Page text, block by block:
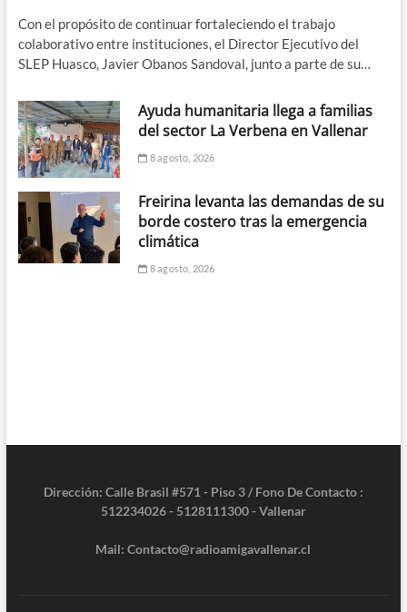
Con el propósito de continuar fortaleciendo el trabajo
colaborativo entre instituciones, el Director Ejecutivo del
SLEP Huasco, Javier Obanos Sandoval, junto a parte de su…
Ayuda humanitaria llega a familias
del sector La Verbena en Vallenar
8 agosto, 2026
Freirina levanta las demandas de su
borde costero tras la emergencia
climática
8 agosto, 2026
Dirección: Calle Brasil #571 - Piso 3 / Fono De Contacto :
512234026 - 5128111300 - Vallenar
Mail: Contacto@radioamigavallenar.cl